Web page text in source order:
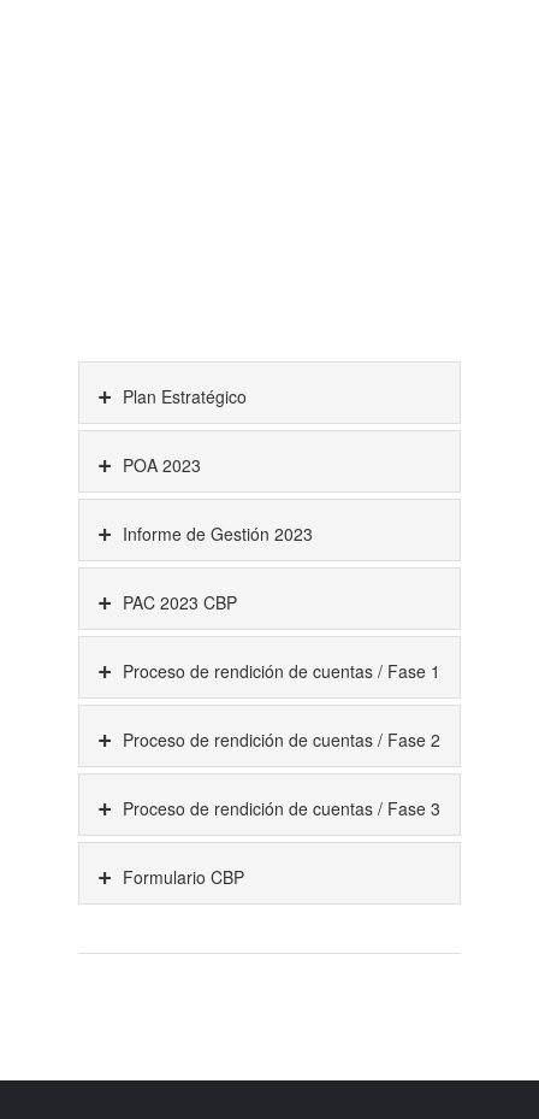
Plan Estratégico
POA 2023
Informe de Gestión 2023
PAC 2023 CBP
Proceso de rendición de cuentas / Fase 1
Proceso de rendición de cuentas / Fase 2
Proceso de rendición de cuentas / Fase 3
Formulario CBP